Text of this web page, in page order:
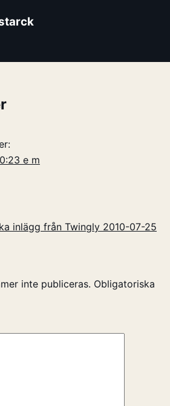
e m
inlägg från Twingly 2010-07-25
inte publiceras. Obligatoriska